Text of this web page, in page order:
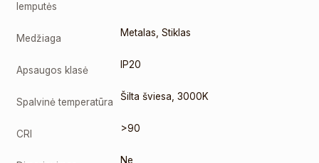
lemputės
Medžiaga Metalas ,Stiklas
Apsaugos klasė IP20
Spalvinė temperatūra Šilta šviesa ,3000K
CRI >90
Ne